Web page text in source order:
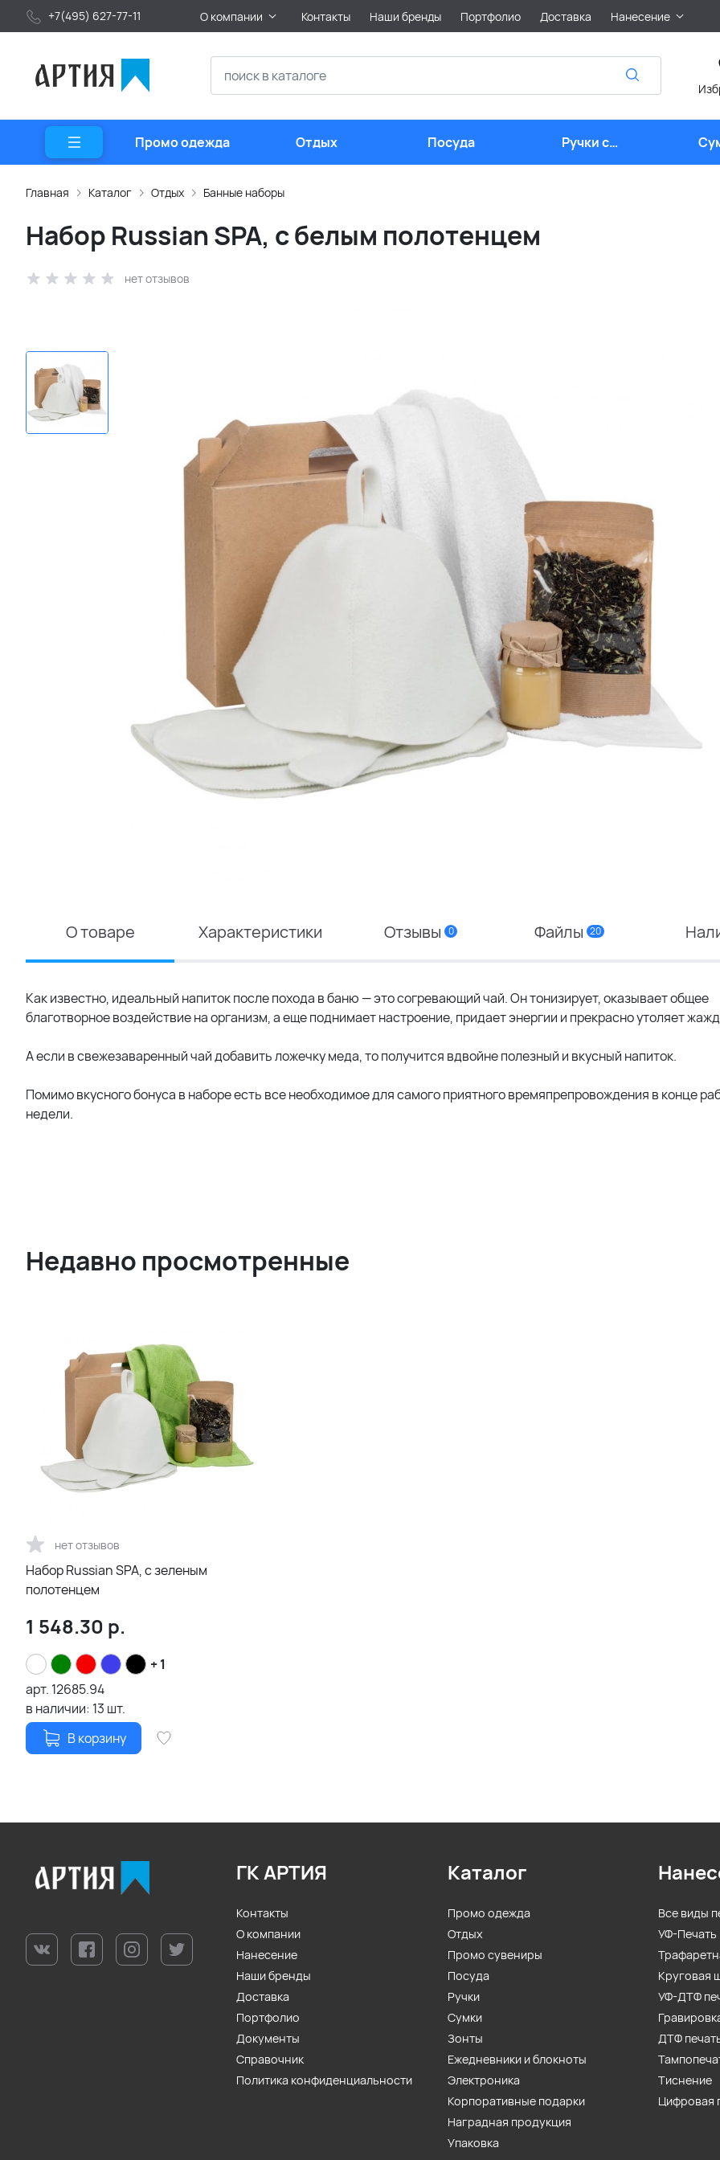
+7(495) 627-77-11 О компании Контакты Наши бренды Портфолио Доставка Нанесение
Промо одежда Отдых Посуда
Ручки с
логотипом
Главная Каталог Отдых Банные наборы
Набор Russian SPA, с белым полотенцем
нет отзывов
О товаре Характеристики Отзывы 0 Файлы 20
Как известно, идеальный напиток после похода в баню — это согревающий чай. Он тонизирует, оказывает общее
благотворное воздействие на организм, а еще поднимает настроение, придает энергии и прекрасно утоляет
А если в свежезаваренный чай добавить ложечку меда, то получится вдвойне полезный и вкусный напиток.
Помимо вкусного бонуса в наборе есть все необходимое для самого приятного времяпрепровождения в конце
недели.
Недавно просмотренные
нет отзывов
Набор Russian SPA, с зеленым
полотенцем
1 548.30 р.
+ 1
арт. 12685.94
в наличии: 13 шт.
В корзину
ГК АРТИЯ
Контакты
О компании
Нанесение
Наши бренды
Доставка
Портфолио
Документы
Справочник
Политика конфиденциальности
Каталог
Промо одежда
Отдых
Промо сувениры
Посуда
Ручки
Сумки
Зонты
Ежедневники и блокноты
Электроника
Корпоративные подарки
Наградная продукция
Упаковка
Все виды
УФ-Печать
Круговая
УФ-ДТФ
ДТФ
Тиснение
Цифровая